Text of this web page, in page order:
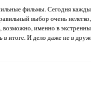
фильмы. Сегодня
выбор очень
именно в
И дело даже не в